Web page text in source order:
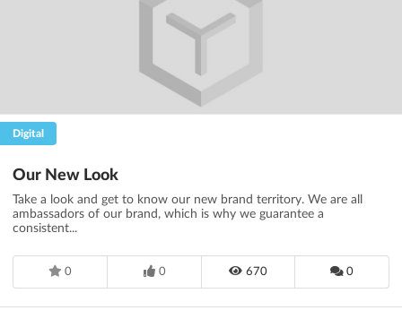
Digital
Our New Look
Take a look and get to know our new brand territory. We are all
ambassadors of our brand, which is why we guarantee a
consistent...
0 0 670 0